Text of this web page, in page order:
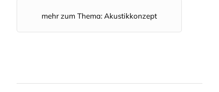
mehr zum Thema: Akustikkonzept